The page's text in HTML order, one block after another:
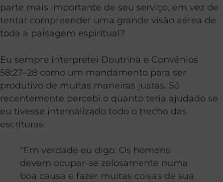
parte mais importante de seu serviço, em vez de
tentar compreender uma grande visão aérea de
toda a paisagem espiritual?
Eu sempre interpretei Doutrina e Convênios
58:27–28 como um mandamento para ser
produtivo de muitas maneiras justas. Só
recentemente percebi o quanto teria ajudado se
eu tivesse internalizado todo o trecho das
escrituras:
“Em verdade eu digo: Os homens
devem ocupar-se zelosamente numa
boa causa e fazer muitas coisas de sua